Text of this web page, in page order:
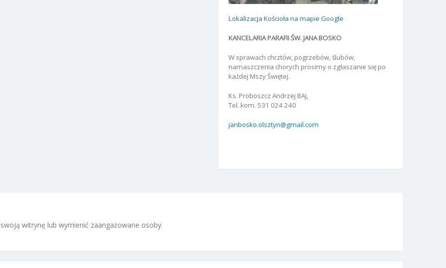
Lokalizacja Kościoła na mapie Google
KANCELARIA PARAFII ŚW. JANA BOSKO
W sprawach chrztów, pogrzebów, ślubów,
namaszczenia chorych prosimy o zgłaszanie się po
każdej Mszy Świętej.
Ks. Proboszcz Andrzej BAJ,
Tel. kom. 531 024 240
janbosko.olsztyn@gmail.com
witrynę lub wymienić zaangażowane osoby.